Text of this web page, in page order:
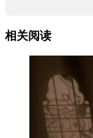
相关阅读